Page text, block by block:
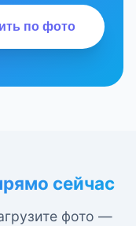
по фото
сейчас
фото —